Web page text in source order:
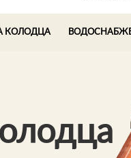
КОЛОДЦА